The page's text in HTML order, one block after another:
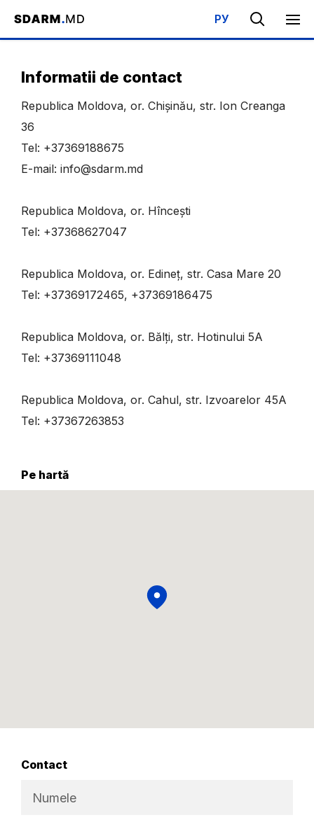
РУ
Acasa / Contacte
Informatii de contact
Republica Moldova, or. Chișinău, str. Ion Creanga
36
Tel: +37369188675
E-mail: info@sdarm.md
Republica Moldova, or. Hîncești
Tel: +37368627047
Republica Moldova, or. Edineț, str. Casa Mare 20
Tel: +37369172465, +37369186475
Republica Moldova, or. Bălți, str. Hotinului 5A
Tel: +37369111048
Republica Moldova, or. Cahul, str. Izvoarelor 45A
Tel: +37367263853
Pe hartă
Contact